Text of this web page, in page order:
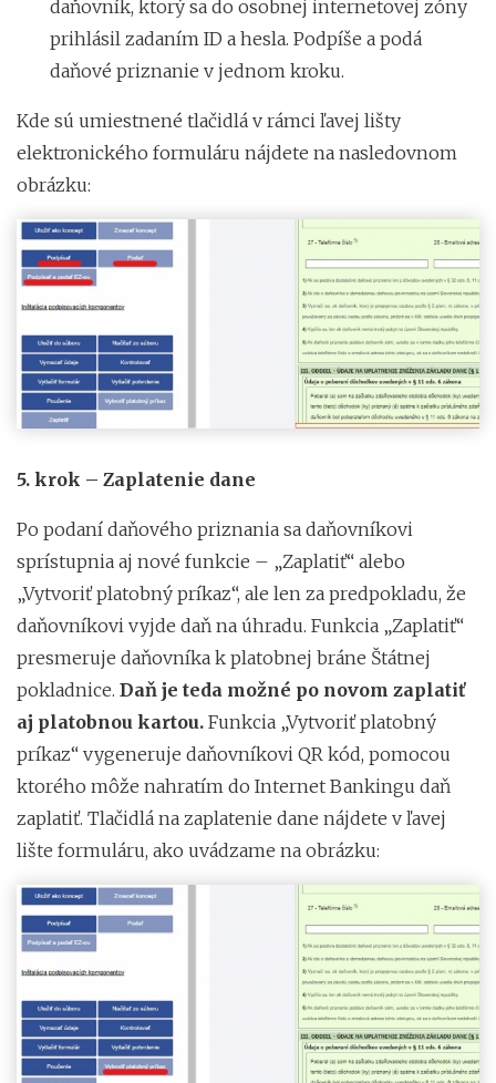
daňovník, ktorý sa do osobnej internetovej zóny
prihlásil zadaním ID a hesla. Podpíše a podá
daňové priznanie v jednom kroku.
Kde sú umiestnené tlačidlá v rámci ľavej lišty
elektronického formuláru nájdete na nasledovnom
obrázku:
5. krok – Zaplatenie dane
Po podaní daňového priznania sa daňovníkovi
sprístupnia aj nové funkcie – „Zaplatiť“ alebo
„Vytvoriť platobný príkaz“, ale len za predpokladu, že
daňovníkovi vyjde daň na úhradu. Funkcia „Zaplatiť“
presmeruje daňovníka k platobnej bráne Štátnej
pokladnice. Daň je teda možné po novom zaplatiť
aj platobnou kartou. Funkcia „Vytvoriť platobný
príkaz“ vygeneruje daňovníkovi QR kód, pomocou
ktorého môže nahratím do Internet Bankingu daň
zaplatiť. Tlačidlá na zaplatenie dane nájdete v ľavej
lište formuláru, ako uvádzame na obrázku: